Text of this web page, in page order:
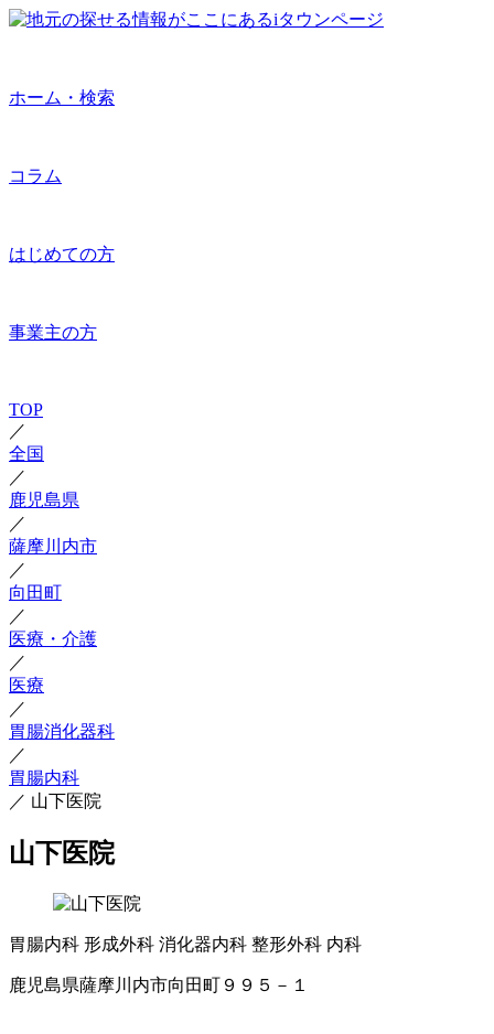
ホーム・検索
コラム
はじめての方
事業主の方
TOP
／
全国
／
鹿児島県
／
薩摩川内市
／
向田町
／
医療・介護
／
医療
／
胃腸消化器科
／
胃腸内科
／ 山下医院
山下医院
胃腸内科 形成外科 消化器内科 整形外科 内科
鹿児島県薩摩川内市向田町９９５－１